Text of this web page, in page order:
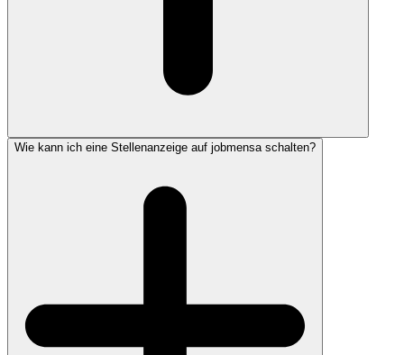
Wie kann ich eine Stellenanzeige auf jobmensa schalten?